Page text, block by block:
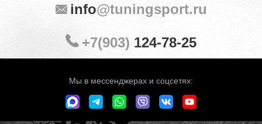
Мы в мессенджерах и соцсетях:
info@tuningsport.ru
+7(903) 124-78-25